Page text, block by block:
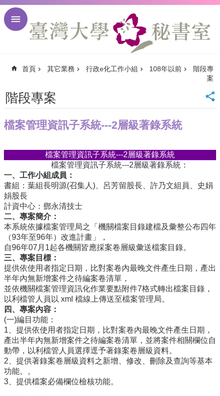
跳到主要內容區塊
回
頁
臺
首
臺
大
校
訊
English
網
站
導
覽
常
見
問
答
關
於
秘
書
室
服
務
團
首頁 其它業務 行政e化工作小組 108年以前
階段專
案
階段專案
檔案管理資訊子系統---2層級著錄系統
檔案管理資訊子系統---2層級著錄系統
檔案管理資訊子系統---2層級著錄系統：
一、工作小組成員：
書組：葉組長明源(召集人)、呂芳留股長、許乃文組員、史娟
娟股長
計資中心：鄧永清技士
二、專案簡介：
本系統依據檔案管理局之「機關檔案目錄建檔及彙整公布四年
（93年至96年）改進計畫」，
自96年07月1起各機關皆應採案卷層級彙送檔案目錄。
三、專案目標：
提供依使用者指定日期，比對案卷內最晚文件產生日期，產出
半年內無新增案件之待編案卷清單，
並依機關檔案管理資訊化作業要點附件7格式轉出檔案目錄，
以利檔管人員以 xml 檔線上傳送至檔案管理局。
四、專案內容：
(一)編目功能：
1、提供依使用者指定日期，比對案卷內最晚文件產生日期，
產出半年內無新增案件之待編案卷清單，並將案件相關欄位自
動帶，以利檔管人員選擇逕予著錄案卷層級資料。
2、提供著錄案卷層級資料之新增、修改、刪除及查詢等基本
功能。。
3、提供檔案必備欄位檢核功能。